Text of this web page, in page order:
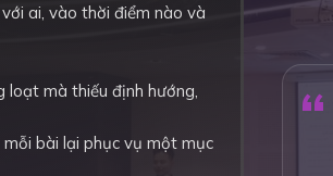
“
ai, vào thời điểm nào và
loạt mà thiếu định hướng,
bài lại phục vụ một mục